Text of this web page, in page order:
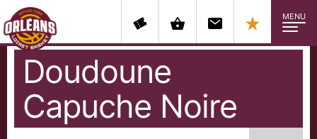
MENU
Doudoune
Capuche Noire